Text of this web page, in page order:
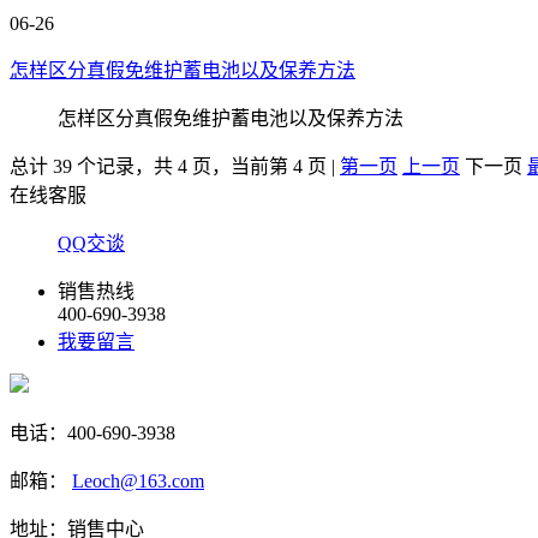
06-26
怎样区分真假免维护蓄电池以及保养方法
怎样区分真假免维护蓄电池以及保养方法
总计 39 个记录，共 4 页，当前第 4 页 | 第一页 上一页 下一页
在线客服
QQ交谈
销售热线
400-690-3938
我要留言
电话：400-690-3938
邮箱： Leoch@163.com
地址：销售中心